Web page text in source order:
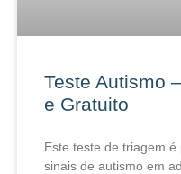
Teste Autismo
e Gratuito
Este teste de triagem
sinais de autismo em